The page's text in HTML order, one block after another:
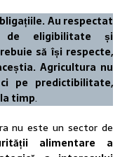
Au respectat
de eligibilitate și
să își respecte,
Agricultura nu
pe predictibilitate,
timp.
nu este un sector de
alimentare a